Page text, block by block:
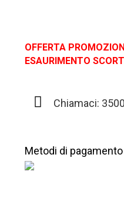
OFFERTA
ESAURIMENTO
Chiamaci:
Metodi di